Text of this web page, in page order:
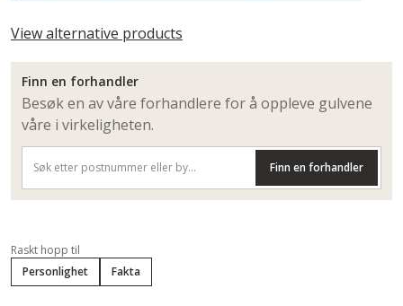
View alternative products
Finn en forhandler
Besøk en av våre forhandlere for å oppleve gulvene
våre i virkeligheten.
Finn en forhandler
Raskt hopp til
Personlighet
Fakta